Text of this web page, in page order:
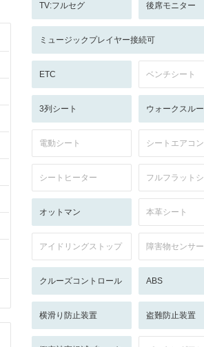
TV:フルセグ 後席モニター
ミュージックプレイヤー接続可
ETC ベンチシート
3列シート ウォークスルー
電動シート シートエアコン
シートヒーター フルフラット
オットマン 本革シート
アイドリングストップ 障害物センサー
クルーズコントロール ABS
横滑り防止装置 盗難防止装置